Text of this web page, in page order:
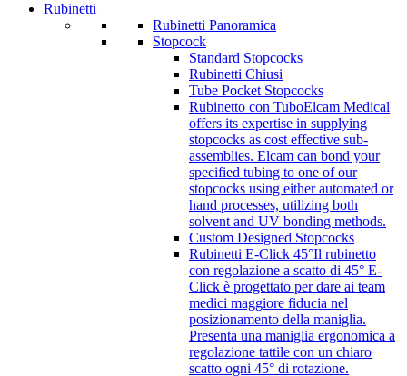
Rubinetti
Rubinetti Panoramica
Stopcock
Standard Stopcocks
Rubinetti Chiusi
Tube Pocket Stopcocks
Rubinetto con TuboElcam Medical
offers its expertise in supplying
stopcocks as cost effective sub-
assemblies. Elcam can bond your
specified tubing to one of our
stopcocks using either automated or
hand processes, utilizing both
solvent and UV bonding methods.
Custom Designed Stopcocks
Rubinetti E-Click 45°Il rubinetto
con regolazione a scatto di 45° E-
Click è progettato per dare ai team
medici maggiore fiducia nel
posizionamento della maniglia.
Presenta una maniglia ergonomica a
regolazione tattile con un chiaro
scatto ogni 45° di rotazione.